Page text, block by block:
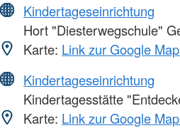
Kindertageseinrichtung
Hort "Diesterwegschule"
Karte: Link zur Google
Kindertageseinrichtung
Kindertagesstätte
Karte: Link zur Google